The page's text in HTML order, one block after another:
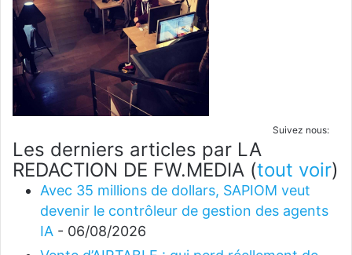
Suivez nous:
Les derniers articles par LA
REDACTION DE FW.MEDIA (tout voir)
Avec 35 millions de dollars, SAPIOM veut
devenir le contrôleur de gestion des agents
IA - 06/08/2026